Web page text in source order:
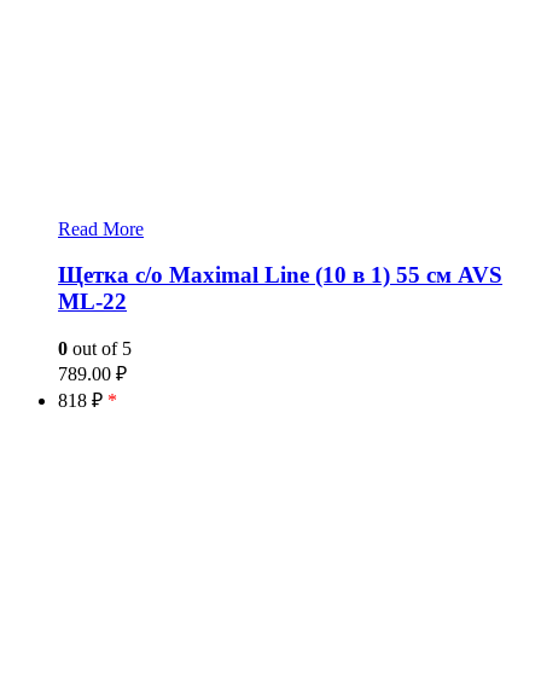
Read More
Щетка с/о Maximal Line (10 в 1) 55 см AVS
ML-22
0 out of 5
789.00 ₽
818 ₽ *